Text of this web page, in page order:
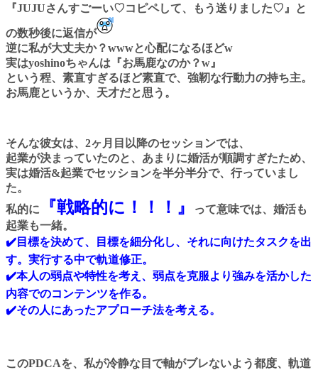
『JUJUさんすごーい♡コピペして、もう送りました♡』と
の数秒後に返信が
逆に私が大丈夫か？wwwと心配になるほどw
実はyoshinoちゃんは『お馬鹿なのか？w』
という程、素直すぎるほど素直で、強靭な行動力の持ち主。
お馬鹿というか、天才だと思う。
そんな彼女は、 2ヶ月目以降のセッションでは、
起業が決まっていたのと、 あまりに婚活が順調すぎたため、
実は婚活&起業でセッションを半分半分で、 行っていまし
た。
私的に
『戦略的に！！！』
って意味では、婚活も
起業も一緒。
✔️目標を決めて、目標を細分化し、それに向けたタスクを出
す。実行する中で軌道修正。
✔️本人の弱点や特性を考え、弱点を克服より強みを活かした
内容でのコンテンツを作る。
✔️その人にあったアプローチ法を考える。
このPDCAを、私が冷静な目で軸がブレないよう都度、軌道